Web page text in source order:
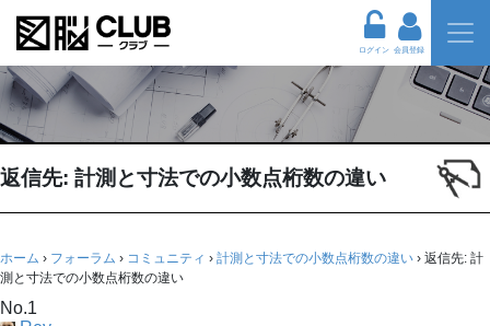
ログイン 会員登録
返信先: 計測と寸法での小数点桁数の違い
ホーム › フォーラム › コミュニティ › 計測と寸法での小数点桁数の違い › 返信先: 計
測と寸法での小数点桁数の違い
No.1